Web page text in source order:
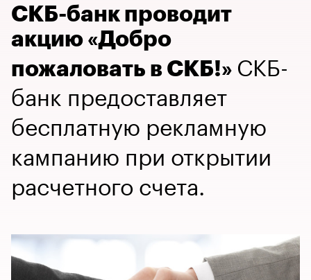
СКБ-банк проводит
акцию «Добро
пожаловать в СКБ!» СКБ-
банк предоставляет
бесплатную рекламную
кампанию при открытии
расчетного счета.